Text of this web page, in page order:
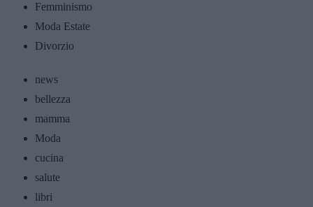
Femminismo
Moda Estate
Divorzio
news
bellezza
mamma
Moda
cucina
salute
libri